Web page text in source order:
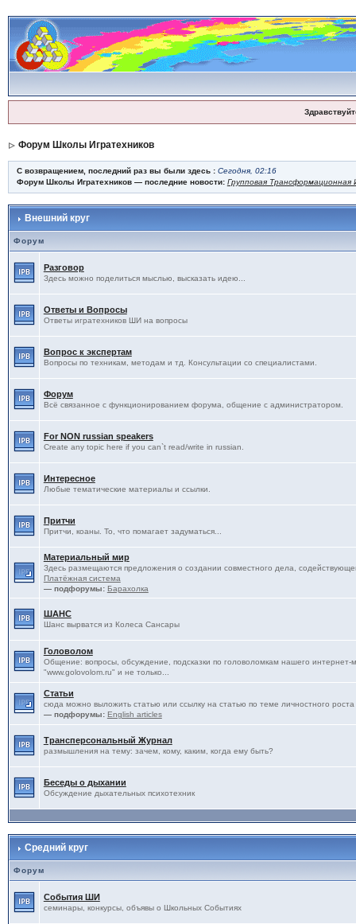
Форум Школы Игратехников
С возвращением, последний раз вы были здесь : Сегодня, 02:16
Форум Школы Игратехников — последние новости: Групповая Трансформационная
Внешний круг
Форум
Разговор
Здесь можно поделиться мыслью, высказать идею...
Ответы и Вопросы
Ответы игратехников ШИ на вопросы
Вопрос к экспертам
Вопросы по техникам, методам и тд. Консультации со специалистами.
Форум
Всё связанное с функционированием форума, общение с администратором.
For NON russian speakers
Create any topic here if you can`t read/write in russian.
Интересное
Любые тематические материалы и ссылки.
Притчи
Притчи, коаны. То, что помагает задуматься...
Материальный мир
Здесь размещаются предложения о создании совместного дела,
Платёжная система
— подфорумы: Барахолка
ШАНС
Шанс вырватся из Колеса Сансары
Головолом
Общение: вопросы, обсуждение, подсказки по головоломкам нашего интернет-
"www.golovolom.ru" и не только...
Статьи
сюда можно выложить статью или ссылку на статью по теме личностного роста
— подфорумы: English articles
Трансперсональный Журнал
размышления на тему: зачем, кому, каким, когда ему быть?
Беседы о дыхании
Обсуждение дыхательных психотехник
Средний круг
Форум
События ШИ
семинары, конкурсы, объявы о Школьных Событиях